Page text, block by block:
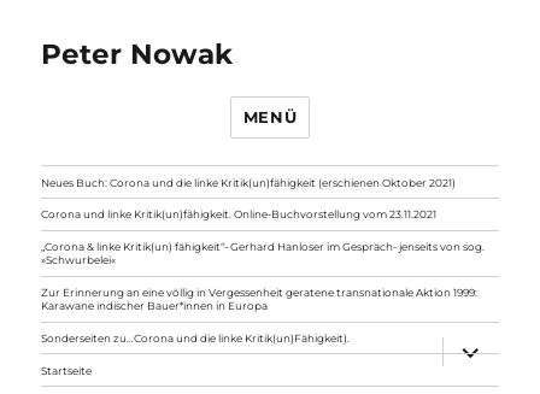
Peter Nowak
MENÜ
Neues Buch: Corona und die linke Kritik(un)fähigkeit (erschienen Oktober 2021)
Corona und linke Kritik(un)fähigkeit. Online-Buchvorstellung vom 23.11.2021
„Corona & linke Kritik(un) fähigkeit“- Gerhard Hanloser im Gespräch- jenseits von sog.
»Schwurbelei«
Zur Erinnerung an eine völlig in Vergessenheit geratene transnationale Aktion 1999:
Karawane indischer Bauer*innen in Europa
Sonderseiten zu…Corona und die linke Kritik(un)Fähigkeit).
anzeigen
Startseite